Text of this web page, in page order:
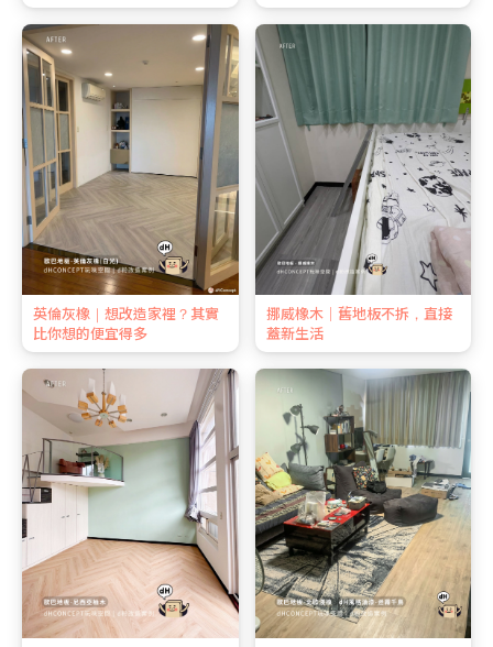
英倫灰橡｜想改造家裡？其實
比你想的便宜得多
挪威橡木｜舊地板不拆，直接
蓋新生活